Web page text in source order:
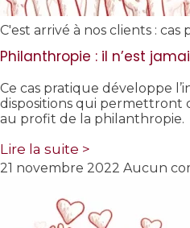
C'est arrivé à nos clients : cas
Philanthropie : il n’est
Ce cas pratique développe
dispositions qui permettront
au profit de la philanthropie.
Lire la suite >
21 novembre 2022 Aucun